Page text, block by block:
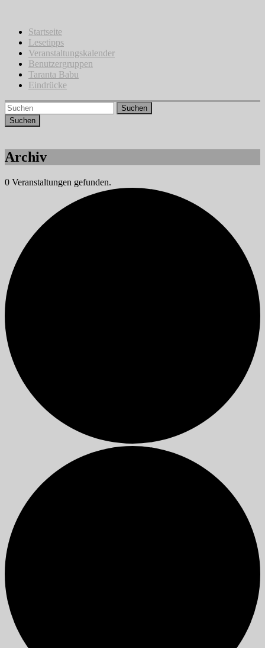
springenStartseite
Lesetipps
Veranstaltungskalender
Benutzergruppen
Taranta Babu
Eindrücke
Suchen
Archiv
0 Veranstaltungen gefunden.